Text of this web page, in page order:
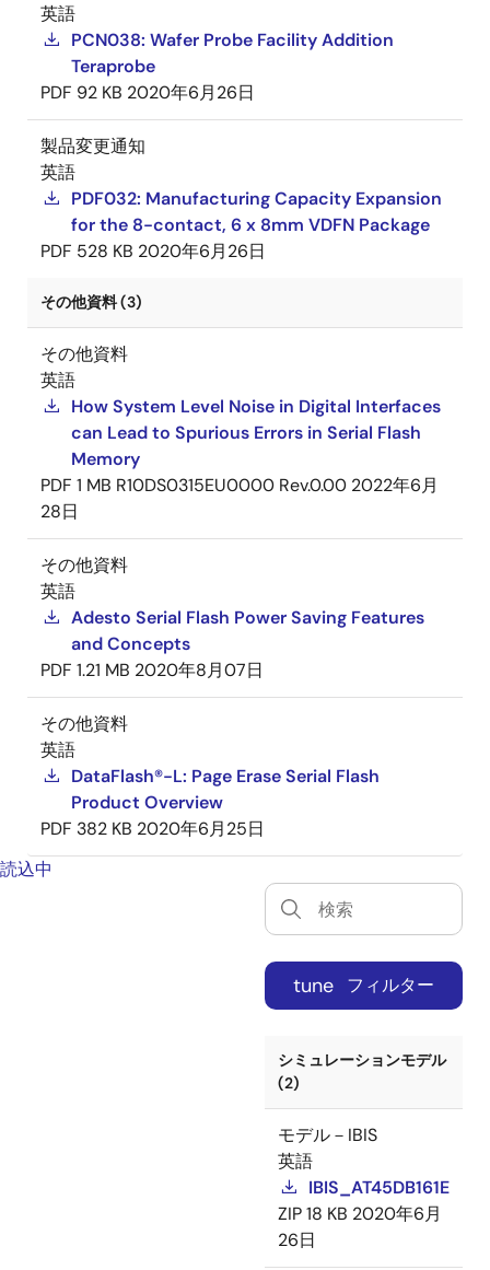
英語
PCN038: Wafer Probe Facility Addition
Teraprobe
PDF 92 KB 2020年6月26日
製品変更通知
英語
PDF032: Manufacturing Capacity Expansion
for the 8-contact, 6 x 8mm VDFN Package
PDF 528 KB 2020年6月26日
その他資料 (3)
その他資料
英語
How System Level Noise in Digital Interfaces
can Lead to Spurious Errors in Serial Flash
Memory
PDF 1 MB R10DS0315EU0000 Rev.0.00 2022年6月
28日
その他資料
英語
Adesto Serial Flash Power Saving Features
and Concepts
PDF 1.21 MB 2020年8月07日
その他資料
英語
DataFlash®-L: Page Erase Serial Flash
Product Overview
PDF 382 KB 2020年6月25日
読込中
tune フィルター
シミュレーションモデル
(2)
モデル－IBIS
英語
IBIS_AT45DB161E
ZIP18 KB 2020年6月
26日